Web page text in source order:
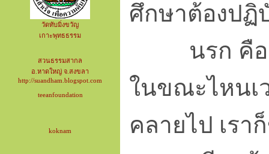
วัดทับมิ่งขวัญ
เกาะพุทธธรรม
สวนธรรมสากล
อ.หาดใหญ่ จ.สงขลา
http://suandham.blogspot.com
teeanfoundation
koknam
ศึกษาต้องปฏิ
นรก คือค
ในขณะไหนเ
คลายไป เรา